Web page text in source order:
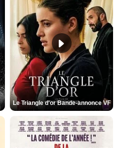
Le Triangle d'or Bande-annonce VF